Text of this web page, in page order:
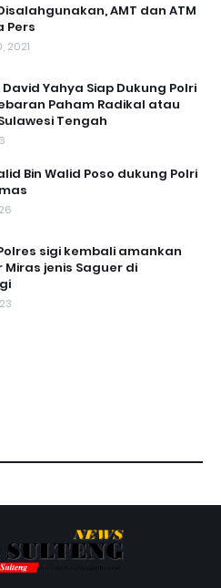
AMT dan ATM
Pers
2021
Yahya Siap Dukung Polri
Paham Radikal atau
Tengah
Bin Walid Poso dukung Polri
sigi kembali amankan
Miras jenis Saguer di